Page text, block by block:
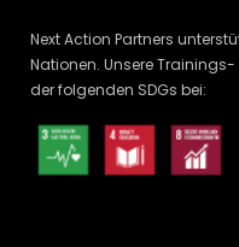
Next Action Partners
Nationen. Unsere
der folgenden SDGs bei: